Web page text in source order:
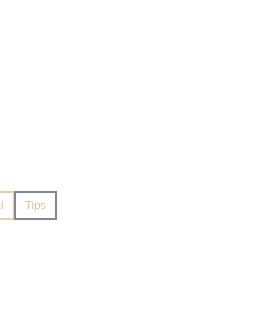
Tips